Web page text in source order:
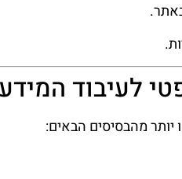
מהבסיסים הבאים: